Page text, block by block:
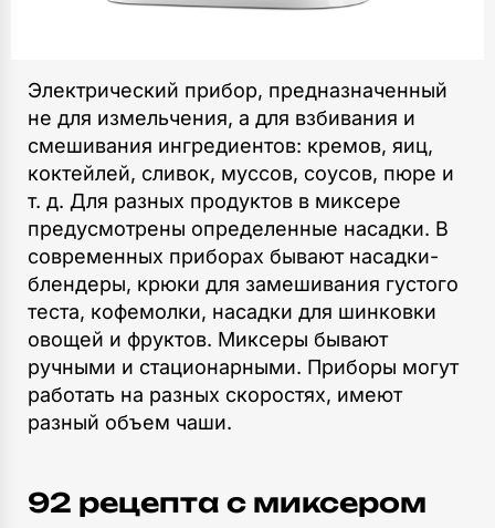
Электрический прибор, предназначенный
не для измельчения, а для взбивания и
смешивания ингредиентов: кремов, яиц,
коктейлей, сливок, муссов, соусов, пюре и
т. д. Для разных продуктов в миксере
предусмотрены определенные насадки. В
современных приборах бывают насадки-
блендеры, крюки для замешивания густого
теста, кофемолки, насадки для шинковки
овощей и фруктов. Миксеры бывают
ручными и стационарными. Приборы могут
работать на разных скоростях, имеют
разный объем чаши.
92 рецепта c миксером